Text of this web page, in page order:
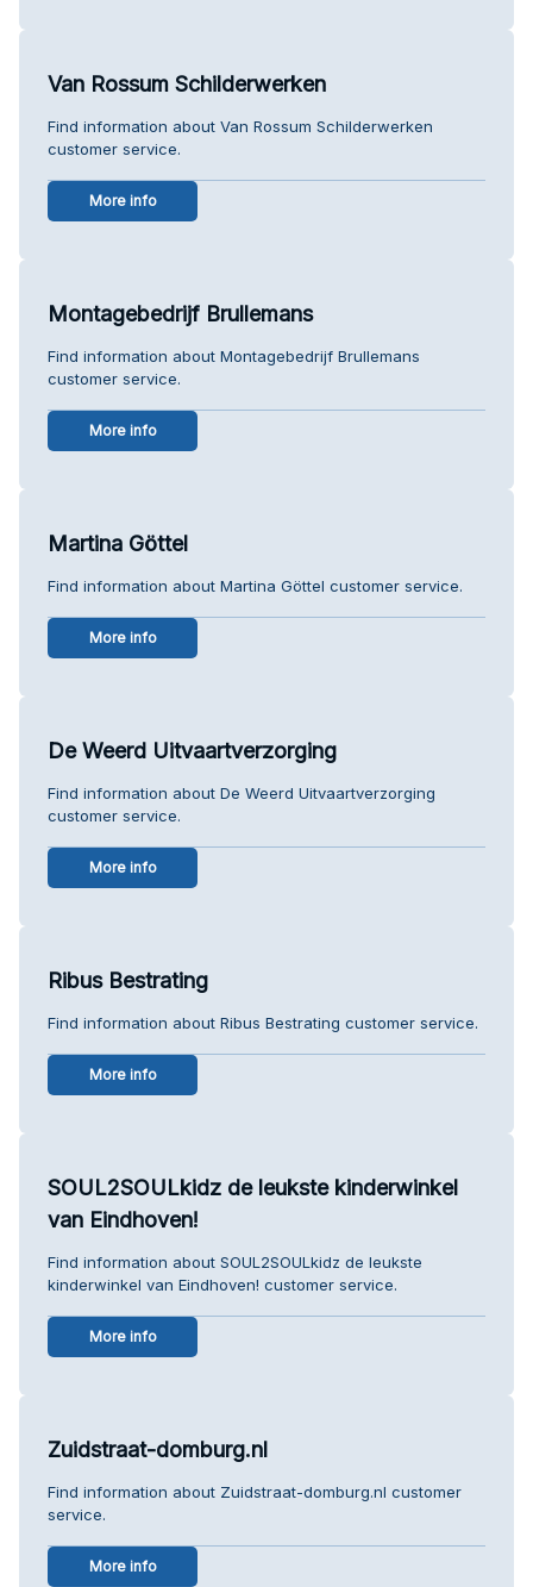
Van Rossum Schilderwerken
Find information about Van Rossum Schilderwerken
customer service.
More info
Montagebedrijf Brullemans
Find information about Montagebedrijf Brullemans
customer service.
More info
Martina Göttel
Find information about Martina Göttel customer service.
More info
De Weerd Uitvaartverzorging
Find information about De Weerd Uitvaartverzorging
customer service.
More info
Ribus Bestrating
Find information about Ribus Bestrating customer service.
More info
SOUL2SOULkidz de leukste kinderwinkel
van Eindhoven!
Find information about SOUL2SOULkidz de leukste
kinderwinkel van Eindhoven! customer service.
More info
Zuidstraat-domburg.nl
Find information about Zuidstraat-domburg.nl customer
service.
More info